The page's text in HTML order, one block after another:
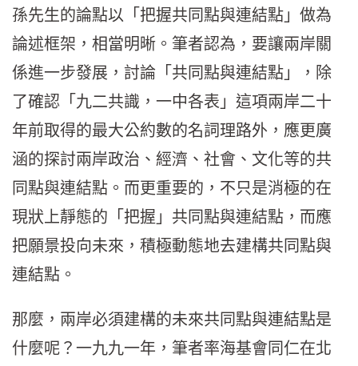
孫先生的論點以「把握共同點與連結點」做為
論述框架，相當明晰。筆者認為，要讓兩岸關
係進一步發展，討論「共同點與連結點」，除
了確認「九二共識，一中各表」這項兩岸二十
年前取得的最大公約數的名詞理路外，應更廣
涵的探討兩岸政治、經濟、社會、文化等的共
同點與連結點。而更重要的，不只是消極的在
現狀上靜態的「把握」共同點與連結點，而應
把願景投向未來，積極動態地去建構共同點與
連結點。
那麼，兩岸必須建構的未來共同點與連結點是
什麼呢？一九九一年，筆者率海基會同仁在北